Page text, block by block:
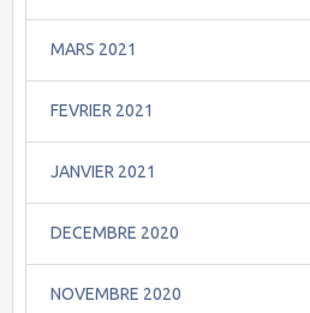
MARS 2021
FEVRIER 2021
JANVIER 2021
DECEMBRE 2020
NOVEMBRE 2020